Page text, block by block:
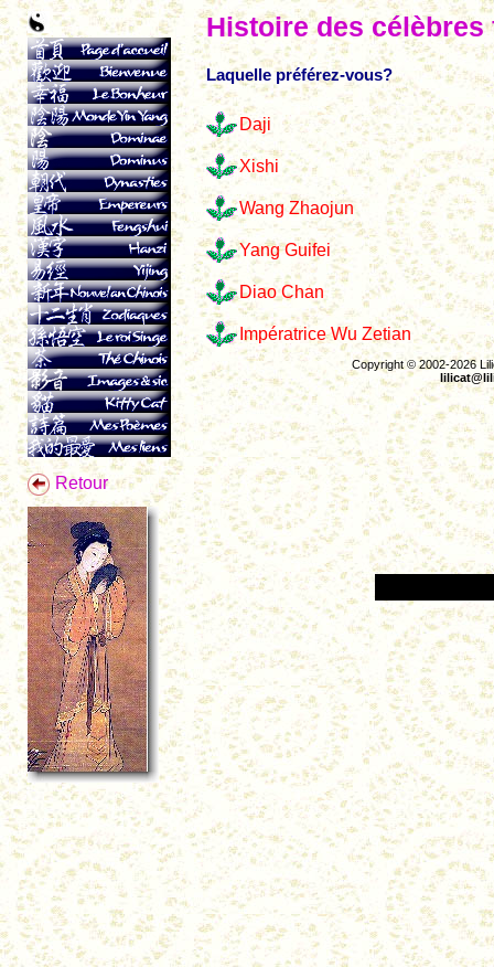
Retour
Histoire des
Laquelle préférez-vous?
Daji
Xishi
Wang Zhaojun
Yang Guifei
Diao Chan
Impératrice Wu Zetian
Copyright © 2002-2026